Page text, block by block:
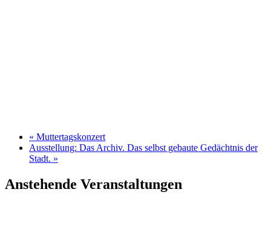
« Muttertagskonzert
Ausstellung: Das Archiv. Das selbst gebaute Gedächtnis der
Stadt. »
Anstehende Veranstaltungen